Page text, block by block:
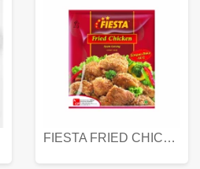
FIESTA FRIED CHICKEN 500 GR